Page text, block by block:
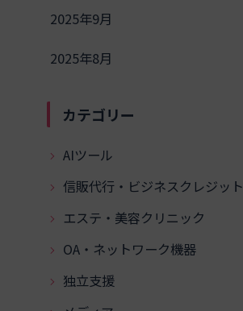
2025年9月
2025年8月
カテゴリー
AIツール
信販代行・ビジネスクレジット
エステ・美容クリニック
OA・ネットワーク機器
独立支援